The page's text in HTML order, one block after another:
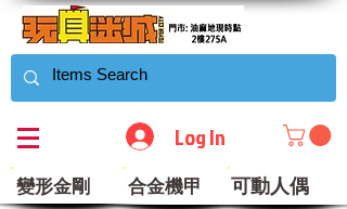
Log In
變形金剛 合金機甲 可動人偶